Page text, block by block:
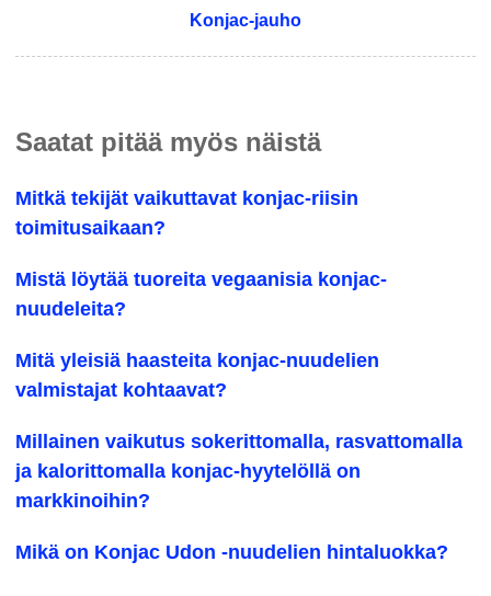
Konjac-jauho
Saatat pitää myös näistä
Mitkä tekijät vaikuttavat konjac-riisin
toimitusaikaan?
Mistä löytää tuoreita vegaanisia konjac-
nuudeleita?
Mitä yleisiä haasteita konjac-nuudelien
valmistajat kohtaavat?
Millainen vaikutus sokerittomalla, rasvattomalla
ja kalorittomalla konjac-hyytelöllä on
markkinoihin?
Mikä on Konjac Udon -nuudelien hintaluokka?